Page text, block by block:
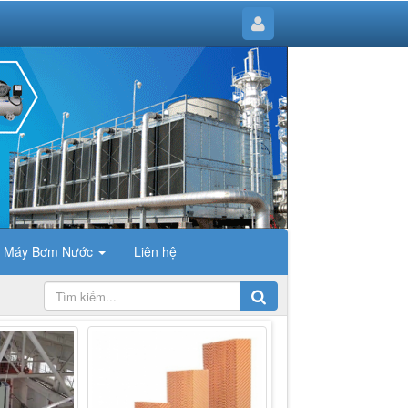
Máy Bơm Nước Liên hệ